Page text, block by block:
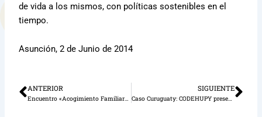
de vida a los mismos, con políticas sostenibles en el
tiempo.
Asunción, 2 de Junio de 2014
Ant
ANTERIOR
Encuentro «Acogimiento Familiar» y resultados de investigaciones
SIGUIENTE
Caso Curuguaty: CODEHUPY presentó pedido de suspensión de juicio a adolescente Raquel previsto para el 26 de junio